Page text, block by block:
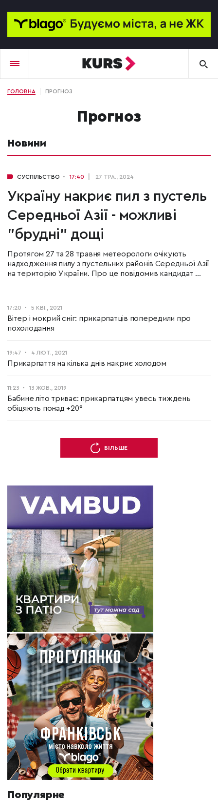
ГОЛОВНА ПРОГНОЗ
прогноз
Новини
СУСПІЛЬСТВО 17:40 27 ТРА., 2024
Україну накриє пил з пустель
Середньої Азії - можливі
"брудні" дощі
Протягом 27 та 28 травня метеорологи очікують
надходження пилу з пустельних районів Середньої Азії
на територію України. Про це повідомив кандидат ...
17:20 5 КВІ., 2021
Вітер і мокрий сніг: прикарпатців попередили про
похолодання
19:47 4 ЛЮТ., 2021
Прикарпаття на кілька днів накриє холодом
11:23 13 ЖОВ., 2019
Бабине літо триває: прикарпатцям увесь тиждень
обіцяють понад +20°
БІЛЬШЕ
Популярне